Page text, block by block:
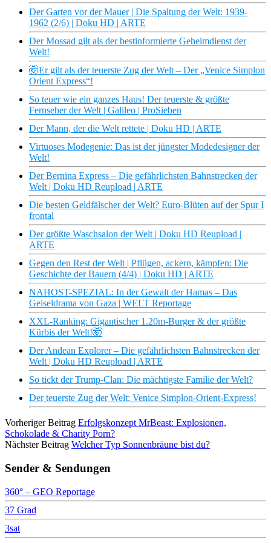
Der Garten vor der Mauer | Die Spaltung der Welt: 1939-
1962 (2/6) | Doku HD | ARTE
Der Mossad gilt als der bestinformierte Geheimdienst der
Welt!
🤯Er gilt als der teuerste Zug der Welt – Der „Venice Simplon
Orient Express“!
So teuer wie ein ganzes Haus! Der teuerste & größte
Fernseher der Welt | Galileo | ProSieben
Der Mann, der die Welt rettete | Doku HD | ARTE
Virtuoses Modegenie: Das ist der jüngster Modedesigner der
Welt!
Der Bernina Express – Die gefährlichsten Bahnstrecken der
Welt | Doku HD Reupload | ARTE
Die besten Geldfälscher der Welt? Euro-Blüten auf der Spur I
frontal
Der größte Waschsalon der Welt | Doku HD Reupload |
ARTE
Gegen den Rest der Welt | Pflügen, ackern, kämpfen: Die
Geschichte der Bauern (4/4) | Doku HD | ARTE
NAHOST-SPEZIAL: In der Gewalt der Hamas – Das
Geiseldrama von Gaza | WELT Reportage
XXL-Ranking: Gigantischer 1.20m-Burger & der größte
Kürbis der Welt!🤯
Der Andean Explorer – Die gefährlichsten Bahnstrecken der
Welt | Doku HD Reupload | ARTE
So tickt der Trump-Clan: Die mächtigste Familie der Welt?
Der teuerste Zug der Welt: Venice Simplon-Orient-Express!
Vorheriger Beitrag Erfolgskonzept MrBeast: Explosionen,
Schokolade & Charity Porn?
Nächster Beitrag Welcher Typ Sonnenbräune bist du?
Sender & Sendungen
360° – GEO Reportage
37 Grad
3sat